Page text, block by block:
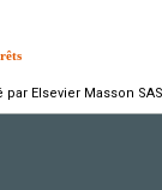
Elsevier Masson